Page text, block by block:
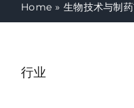
行业
Home 生物技术与制
行业